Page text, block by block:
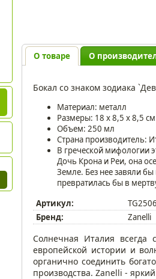
О товаре О
Бокал со знаком зодиака
Материал: металл
Размеры: 18 х 8,5 х 8,5 см
Объем: 250 мл
Страна производитель:
В греческой мифологии
Дочь Крона и Реи, она
Земле. Без нее завяли
превратилась бы в
Артикул:
TG2506
Бренд:
Zanelli
Солнечная Италия всегда
европейской истории и
органично соединить
производства. Zanelli -